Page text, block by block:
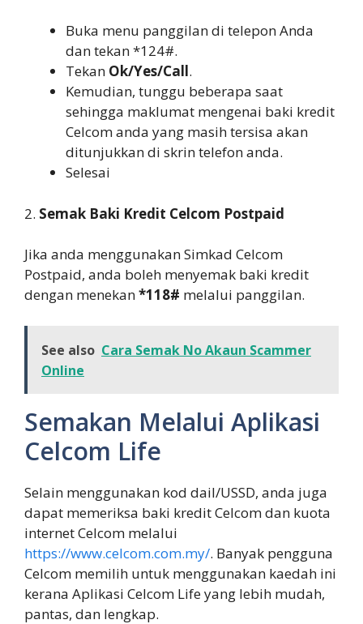
Buka menu panggilan di telepon Anda
dan tekan *124#.
Tekan Ok/Yes/Call.
Kemudian, tunggu beberapa saat
sehingga maklumat mengenai baki kredit
Celcom anda yang masih tersisa akan
ditunjukkan di skrin telefon anda.
Selesai
2. Semak Baki Kredit Celcom Postpaid
Jika anda menggunakan Simkad Celcom
Postpaid, anda boleh menyemak baki kredit
dengan menekan*118# melalui panggilan.
See also Cara Semak No Akaun Scammer
Online
Semakan Melalui Aplikasi
Celcom Life
Selain menggunakan kod dail/USSD, anda juga
dapat memeriksa baki kredit Celcom dan kuota
internet Celcom melalui
https://www.celcom.com.my/. Banyak pengguna
Celcom memilih untuk menggunakan kaedah ini
kerana Aplikasi Celcom Life yang lebih mudah,
pantas, dan lengkap.